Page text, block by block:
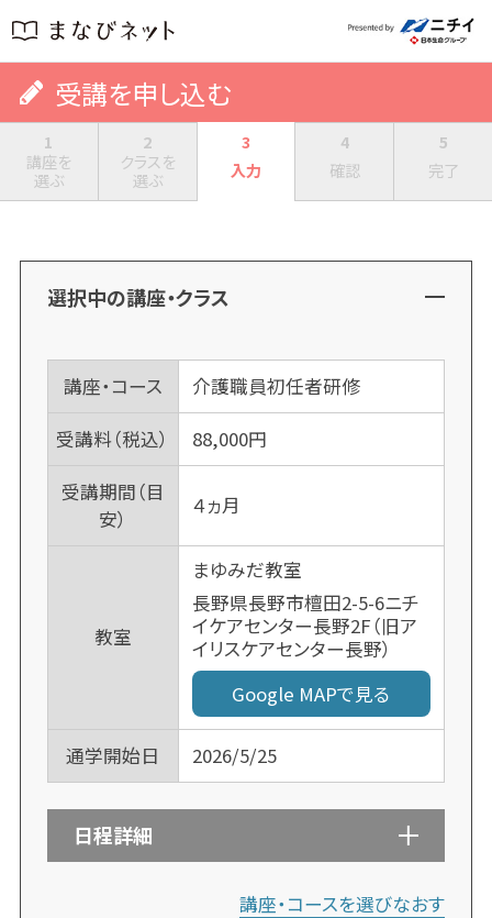
受講を申し込む
1
講座を
選ぶ
2
クラスを
選ぶ
3
入力
4
確認
5
完了
選択中の講座・クラス
講座・コース
介護職員初任者研修
受講料（税込）
88,000円
受講期間（目
安）
４ヵ月
教室
まゆみだ教室
長野県長野市檀田2-5-6ニチ
イケアセンター長野2F（旧ア
イリスケアセンター長野）
Google MAPで見る
通学開始日 2026/5/25
日程詳細
講座・コースを選びなおす